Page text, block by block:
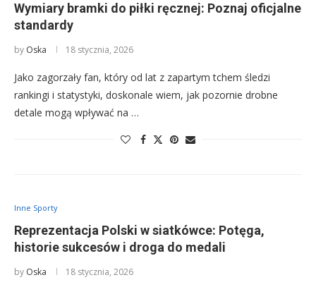
Wymiary bramki do piłki ręcznej: Poznaj oficjalne
standardy
by Oska 18 stycznia, 2026
Jako zagorzały fan, który od lat z zapartym tchem śledzi
rankingi i statystyki, doskonale wiem, jak pozornie drobne
detale mogą wpływać na …
Inne Sporty
Reprezentacja Polski w siatkówce: Potęga,
historie sukcesów i droga do medali
by Oska 18 stycznia, 2026